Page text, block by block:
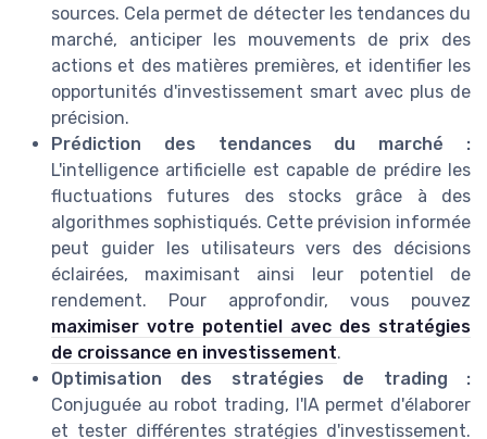
sources. Cela permet de détecter les tendances du
marché, anticiper les mouvements de prix des
actions et des matières premières, et identifier les
opportunités d'investissement smart avec plus de
précision.
Prédiction des tendances du marché :
L'intelligence artificielle est capable de prédire les
fluctuations futures des stocks grâce à des
algorithmes sophistiqués. Cette prévision informée
peut guider les utilisateurs vers des décisions
éclairées, maximisant ainsi leur potentiel de
rendement. Pour approfondir, vous pouvez
maximiser votre potentiel avec des stratégies
de croissance en investissement.
Optimisation des stratégies de trading :
Conjuguée au robot trading, l'IA permet d'élaborer
et tester différentes stratégies d'investissement.